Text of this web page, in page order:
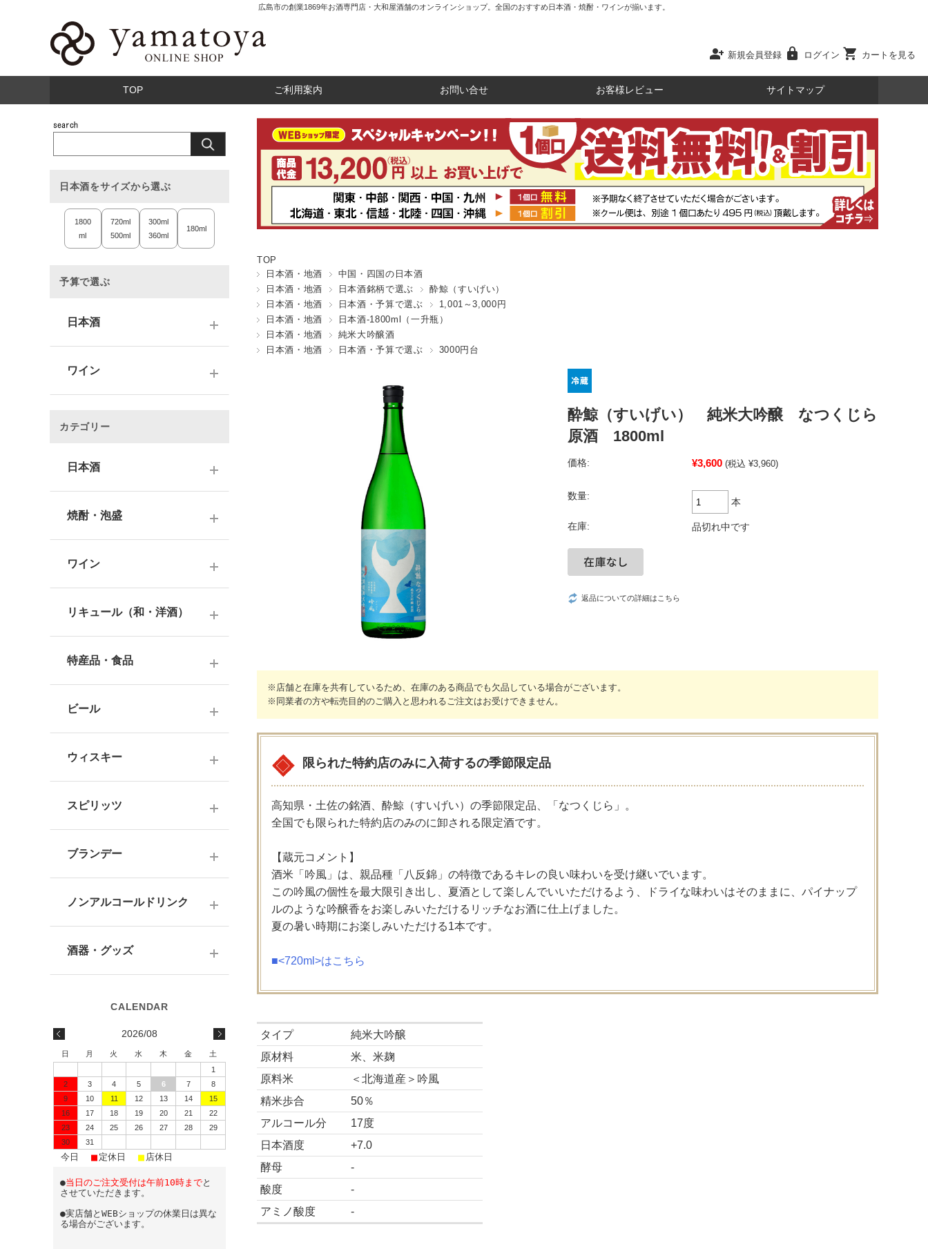
広島市の創業1869年お酒専門店・大和屋酒舗のオンラインショップ。全国のおすすめ日本酒・焼酎・ワインが揃います。
person_add 新規会員登録 lock ログイン shopping_cart カートを見る
TOP ご利用案内 お問い合せ お客様レビュー サイトマップ
TOP
日本酒・地酒
中国・四国の日本酒
日本酒・地酒
日本酒銘柄で選ぶ
酔鯨（すいげい）
日本酒・地酒
日本酒・予算で選ぶ
1,001～3,000円
日本酒・地酒
日本酒-1800ml（一升瓶）
日本酒・地酒
純米大吟醸酒
日本酒・地酒
日本酒・予算で選ぶ 3000円台
酔鯨（すいげい） 純米大吟醸 なつくじら
原酒 1800ml
価格: ¥3,600 (税込 ¥3,960)
数量:
本
在庫: 品切れ中です
返品についての詳細はこちら
※店舗と在庫を共有しているため、在庫のある商品でも欠品している場合がございます。
※同業者の方や転売目的のご購入と思われるご注文はお受けできません。
限られた特約店のみに入荷するの季節限定品
高知県・土佐の銘酒、酔鯨（すいげい）の季節限定品、「なつくじら」。
全国でも限られた特約店のみのに卸される限定酒です。
【蔵元コメント】
酒米「吟風」は、親品種「八反錦」の特徴であるキレの良い味わいを受け継いでいます。
この吟風の個性を最大限引き出し、夏酒として楽しんでいいただけるよう、ドライな味わいはそのままに、パイナップ
ルのような吟醸香をお楽しみいただけるリッチなお酒に仕上げました。
夏の暑い時期にお楽しみいただける1本です。
■<720ml>はこちら
タイプ
純米大吟醸
原材料
米、米麹
原料米
＜北海道産＞吟風
精米歩合
50％
アルコール分
17度
日本酒度
+7.0
酵母
-
酸度
-
アミノ酸度
-
日本酒をサイズから選ぶ
1800
ml
720ml
500ml
300ml
360ml
180ml
予算で選ぶ
日本酒
10,001円～
3000円台
4000円台
5000円台
ワイン
2,001～3,000円
3,001～5,000円
5,001～10,000円
カテゴリー
日本酒
大吟醸酒
純米吟醸酒
吟醸酒
普通酒
お燗酒
にごり酒・発泡・その他
中部・北陸の日本酒
九州の日本酒
日本酒-720ml・500ml
日本酒-300ml・360ml
日本酒-180ml
飲みきりサイズ
焼酎・泡盛
芋焼酎
麦焼酎
米焼酎
黒糖焼酎
ワイン
ドイツワイン
海外産ワイン
赤ワイン
シャンパーニュ
スパークリングワイン
オレンジワイン
リキュール（和・洋酒）
果実酒・その他
シリーズで選ぶ
特産品・食品
おつまみ
健康志向・免疫力アップ
調味料
ビール
ウィスキー
その他ウイスキー
国産洋酒
スピリッツ
ラム
テキーラ
ブランデー
ノンアルコールドリンク
酒器・グッズ
蔵元エコバッグ
2026/08
日 月 火 水 木 金
土
1
2
3 4 5 6 7
8
9
10 11 12 13 14
15
16
17 18 19 20 21
22
23
24 25 26 27 28
29
30
31
今日 ■ 定休日 ■ 店休日
●当日のご注文受付は午前10時までと
させていただきます。
●実店舗とWEBショップの休業日は異な
る場合がございます。